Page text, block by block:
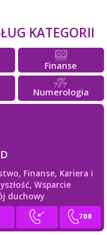
KATEGORII
Finanse
Numerologia
Finanse, Kariera i
Wsparcie
duchowy